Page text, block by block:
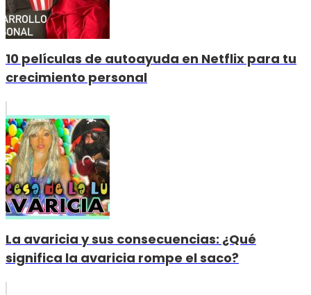
10 películas de autoayuda en Netflix para tu
crecimiento personal
La avaricia y sus consecuencias: ¿Qué
significa la avaricia rompe el saco?